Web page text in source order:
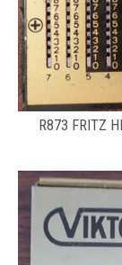
R873 FRITZ